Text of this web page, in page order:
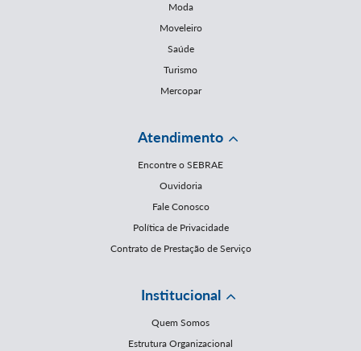
Moda
Moveleiro
Saúde
Turismo
Mercopar
Atendimento
Encontre o SEBRAE
Ouvidoria
Fale Conosco
Política de Privacidade
Contrato de Prestação de Serviço
Institucional
Quem Somos
Estrutura Organizacional